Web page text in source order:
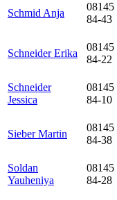
Schmid Anja
08145
84-43
Schneider Erika
08145
84-22
Schneider
Jessica
08145
84-10
Sieber Martin
08145
84-38
Soldan
Yauheniya
08145
84-28